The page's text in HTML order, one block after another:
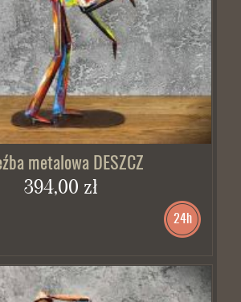
metalowa DESZCZ
394,00 zł
24h